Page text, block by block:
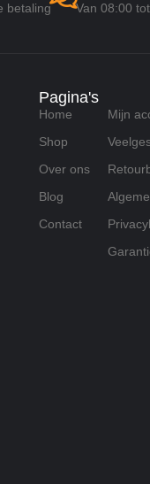
betaling Van 08:00
Pagina's
Home
Shop
Over ons
Blog
Contact
Mijn